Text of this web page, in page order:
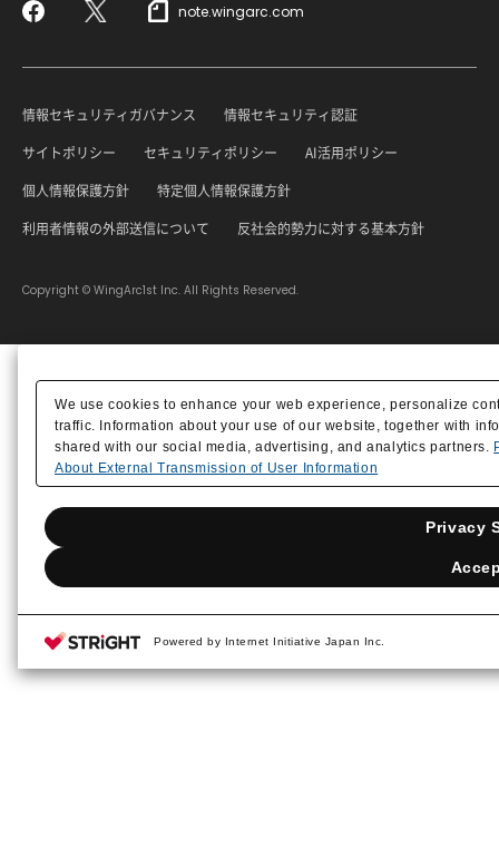
FacebookX note.wingarc.com
情報セキュリティガバナンス
情報セキュリティ認証
サイトポリシー
セキュリティポリシー
AI活用ポリシー
個人情報保護方針
特定個人情報保護方針
利用者情報の外部送信について
反社会的勢力に対する基本方針
Copyright © WingArc1st Inc. All Rights Reserved.
We use cookies to enhance your web experience, personalize
traffic. Information about your use of our website, together with
shared with our social media, advertising, and analytics partners.
About External Transmission of User Information
Privacy
Powered by Internet Initiative Japan Inc.